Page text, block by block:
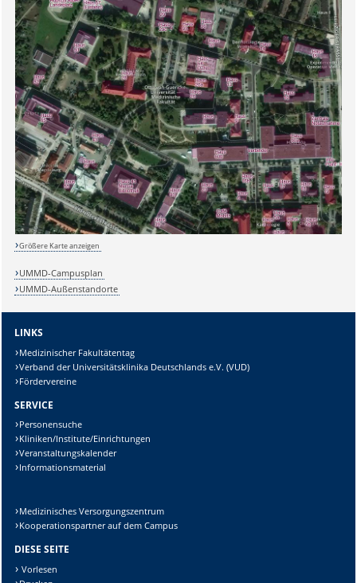
Lösung:
Größere Karte anzeigen
UMMD-Campusplan
UMMD-Außenstandorte
LINKS
Medizinischer Fakultätentag
Verband der Universitätsklinika Deutschlands e.V. (VUD)
Fördervereine
SERVICE
Personensuche
Kliniken/Institute/Einrichtungen
Veranstaltungskalender
Informationsmaterial
Medizinisches Versorgungszentrum
Kooperationspartner auf dem Campus
DIESE SEITE
Vorlesen